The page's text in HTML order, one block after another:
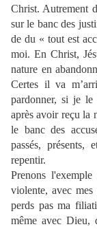
Christ. Autrement
sur le banc des
de du « tout est
moi. En Christ,
nature en
Certes il va
pardonner, si je
après avoir reçu la
le banc des
passés,
repentir.
Prenons
violente, avec mes
perds pas ma
même avec Dieu,